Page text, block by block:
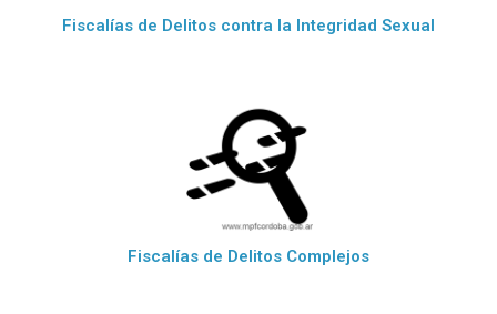
Fiscalías de Delitos contra la Integridad Sexual
Fiscalías de Delitos Complejos